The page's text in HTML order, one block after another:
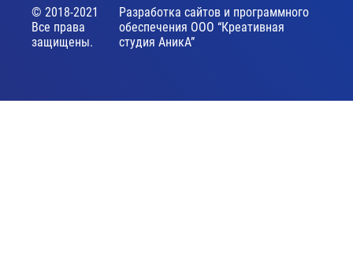
© 2018-2021
Все права
защищены.
Разработка сайтов и программного
обеспечения ООО “Креативная
студия АникА”